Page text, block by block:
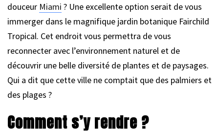
douceur Miami ? Une excellente option serait de vous
immerger dans le magnifique jardin botanique Fairchild
Tropical. Cet endroit vous permettra de vous
reconnecter avec l’environnement naturel et de
découvrir une belle diversité de plantes et de paysages.
Qui a dit que cette ville ne comptait que des palmiers et
des plages ?
Comment s’y rendre ?